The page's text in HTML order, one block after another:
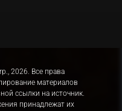
2026. Все права
материалов
ссылки на источник.
принадлежат их